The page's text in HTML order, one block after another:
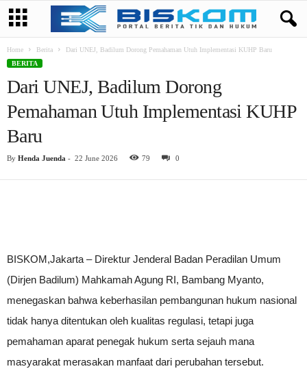
Home Berita
Dari UNEJ, Badilum Dorong Pemahaman Utuh Implementasi KUHP Baru
BERITA
Dari UNEJ, Badilum Dorong
Pemahaman Utuh Implementasi KUHP
Baru
By Henda Juenda - 22 June 2026 79 0
BISKOM,Jakarta – Direktur Jenderal Badan Peradilan Umum
(Dirjen Badilum) Mahkamah Agung RI, Bambang Myanto,
menegaskan bahwa keberhasilan pembangunan hukum nasional
tidak hanya ditentukan oleh kualitas regulasi, tetapi juga
pemahaman aparat penegak hukum serta sejauh mana
masyarakat merasakan manfaat dari perubahan tersebut.